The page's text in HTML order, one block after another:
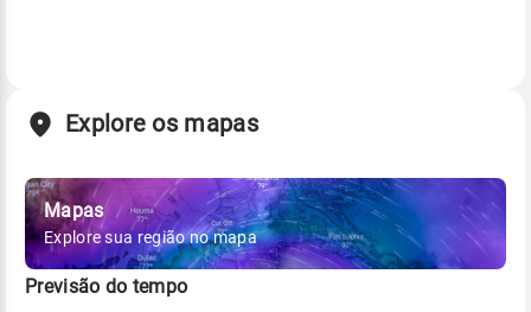
Explore os mapas
Mapas
Explore sua região no mapa
Previsão do tempo